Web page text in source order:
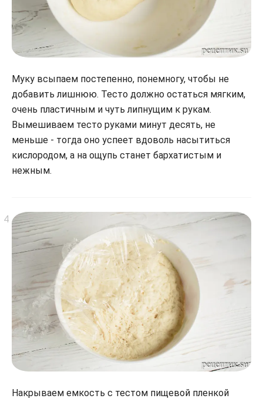
Муку всыпаем постепенно, понемногу, чтобы не
добавить лишнюю. Тесто должно остаться мягким,
очень пластичным и чуть липнущим к рукам.
Вымешиваем тесто руками минут десять, не
меньше - тогда оно успеет вдоволь насытиться
кислородом, а на ощупь станет бархатистым и
нежным.
Накрываем емкость с тестом пищевой пленкой